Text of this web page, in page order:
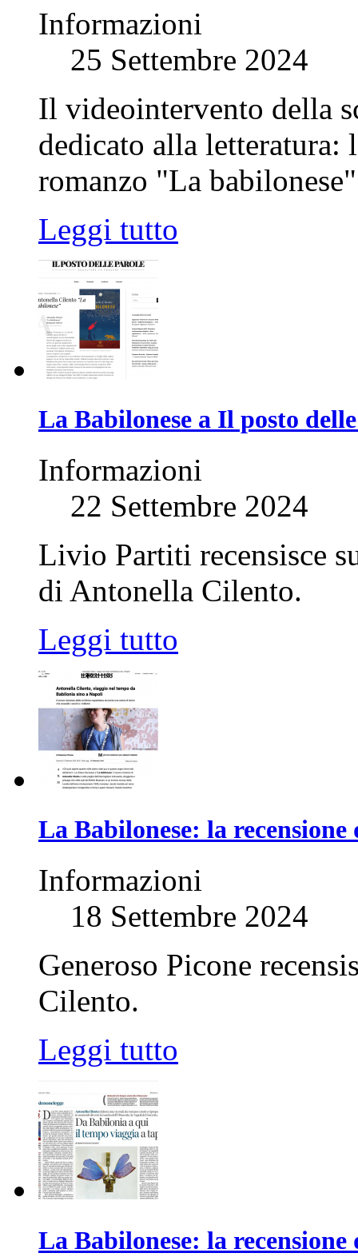
Informazioni
25 Settembre 2024
Il videointervento della
dedicato alla letteratura:
romanzo "La
Leggi tutto
La Babilonese a Il posto
Informazioni
22 Settembre 2024
Livio Partiti recensisce
di Antonella Cilento.
Leggi tutto
La Babilonese: la
Informazioni
18 Settembre 2024
Generoso Picone
Cilento.
Leggi tutto
La Babilonese: la